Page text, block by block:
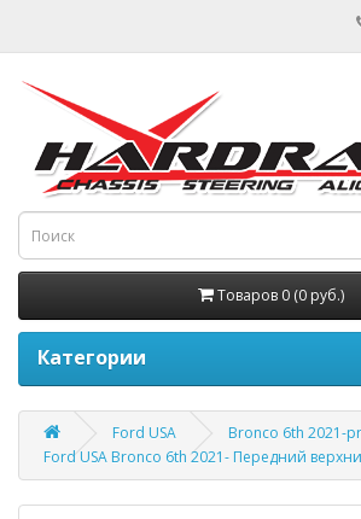
Товаров 0 (0 руб.)
Категории
Ford USA
Bronco 6th 2021-
Ford USA Bronco 6th 2021- Передний